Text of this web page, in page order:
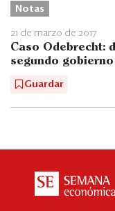
Notas
21 de marzo de 2017
Caso Odebrecht:
segundo
Guardar